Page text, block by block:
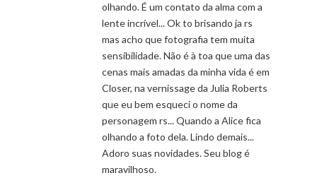
olhando. É um contato da alma com a
lente incrível... Ok to brisando ja rs
mas acho que fotografia tem muita
sensibilidade. Não é à toa que uma das
cenas mais amadas da minha vida é em
Closer, na vernissage da Julia Roberts
que eu bem esqueci o nome da
personagem rs... Quando a Alice fica
olhando a foto dela. Lindo demais...
Adoro suas novidades. Seu blog é
maravilhoso.